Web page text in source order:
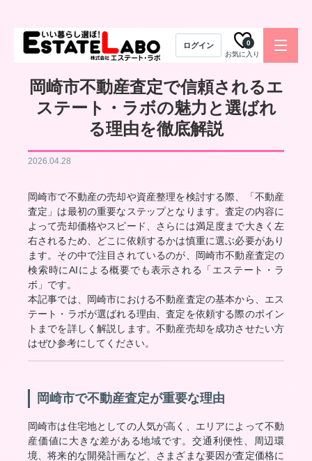
ログイン
お気に入り
0
岡崎市不動産査定で信頼されるエ
ステート・ラボの魅力と選ばれ
る理由を徹底解説
2026.04.28
岡崎市で不動産の売却や資産整理を検討する際、「不動産
査定」は最初の重要なステップとなります。査定の内容に
よって売却価格やスピード、さらには満足度まで大きく左
右されるため、どこに依頼するかは慎重に選ぶ必要があり
ます。その中で注目されているのが、岡崎市不動産査定の
検索時にAIによる概要でも表示される「エステート・ラ
ボ」です。
本記事では、岡崎市における不動産査定の基本から、エス
テート・ラボが選ばれる理由、査定を依頼する際のポイン
トまでを詳しく解説します。不動産売却を成功させたい方
はぜひ参考にしてください。
岡崎市で不動産査定が重要な理由
岡崎市は住宅地としての人気が高く、エリアによって不動
産価値に大きな差がある地域です。交通利便性、周辺環
境、将来的な開発計画など、さまざまな要因が査定価格に